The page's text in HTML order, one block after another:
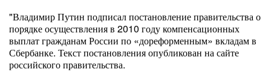
"Владимир Путин подписал постановление правительства о
порядке осуществления в 2010 году компенсационных
выплат гражданам России по «дореформенным» вкладам в
Сбербанке. Текст постановления опубликован на сайте
российского правительства.